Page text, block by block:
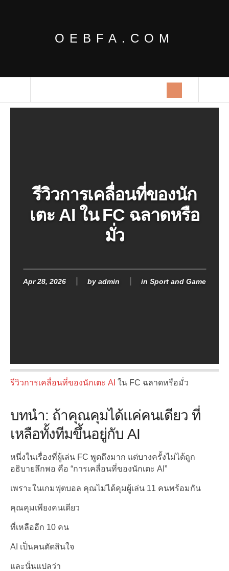
OEBFA.COM
รีวิวการเคลื่อนที่ของนัก
เตะ AI ใน FC ฉลาดหรือ
มั่ว
Apr 28, 2026 by admin in Sport and Game
รีวิวการเคลื่อนที่ของนักเตะ AI ใน FC ฉลาดหรือมั่ว
บทนำ: ถ้าคุณคุมได้แค่คนเดียว ที่
เหลือทั้งทีมขึ้นอยู่กับ AI
หนึ่งในเรื่องที่ผู้เล่น FC พูดถึงมาก แต่บางครั้งไม่ได้ถูก
อธิบายลึกพอ คือ “การเคลื่อนที่ของนักเตะ AI”
เพราะในเกมฟุตบอล คุณไม่ได้คุมผู้เล่น 11 คนพร้อมกัน
คุณคุมเพียงคนเดียว
ที่เหลืออีก 10 คน
AI เป็นคนตัดสินใจ
และนั่นแปลว่า